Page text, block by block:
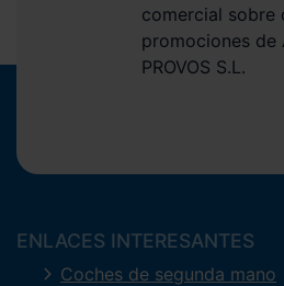
comercial sobre
promociones de
PROVOS S.L.
ENLACES INTERESANTES
Coches de segunda mano